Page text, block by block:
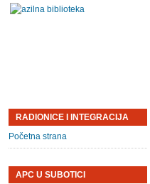
RADIONICE I INTEGRACIJA
Početna strana
APC U SUBOTICI